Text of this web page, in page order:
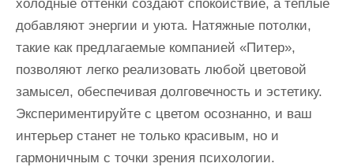
холодные оттенки создают спокойствие, а теплые
добавляют энергии и уюта. Натяжные потолки,
такие как предлагаемые компанией «Питер»,
позволяют легко реализовать любой цветовой
замысел, обеспечивая долговечность и эстетику.
Экспериментируйте с цветом осознанно, и ваш
интерьер станет не только красивым, но и
гармоничным с точки зрения психологии.